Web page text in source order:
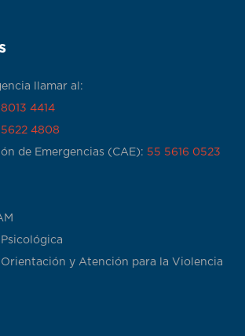
llamar al:
4414
4808
de Emergencias (CAE): 55 5616 0523
Orientación y Atención para la Violencia